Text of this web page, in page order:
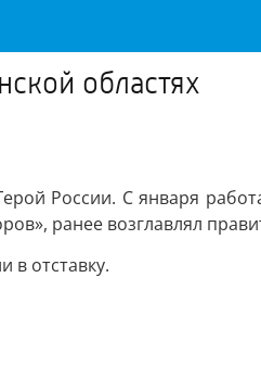
областях
России. С января
ранее возглавлял
в отставку.